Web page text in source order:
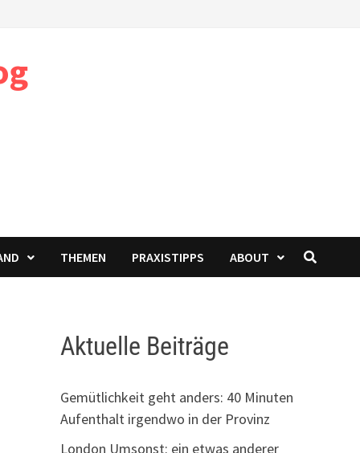
THEMEN PRAXISTIPPS ABOUT
Aktuelle Beiträge
Gemütlichkeit geht anders: 40 Minuten
Aufenthalt irgendwo in der Provinz
London Umsonst: ein etwas anderer